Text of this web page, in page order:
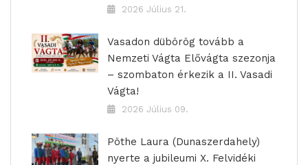
2026 Július 21.
Vasadon dübörög tovább a
Nemzeti Vágta Elővágta szezonja
– szombaton érkezik a II. Vasadi
Vágta!
2026 Július 09.
Pöthe Laura (Dunaszerdahely)
nyerte a jubileumi X. Felvidéki